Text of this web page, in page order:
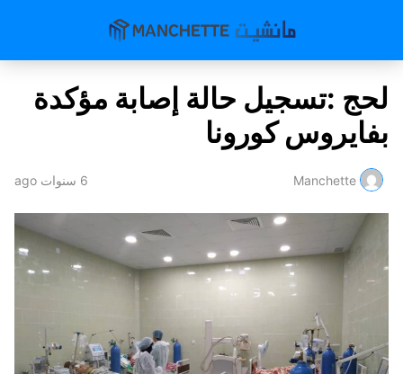
لحج :تسجيل حالة إصابة مؤكدة
بفايروس كورونا
Manchette 6 سنوات ago